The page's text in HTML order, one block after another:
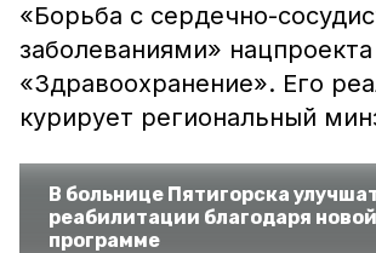
«Борьба с сердечно-
заболеваниями» нацпроекта
«Здравоохранение». Его
курирует региональный
В больнице Пятигорска
реабилитации благодаря
программе